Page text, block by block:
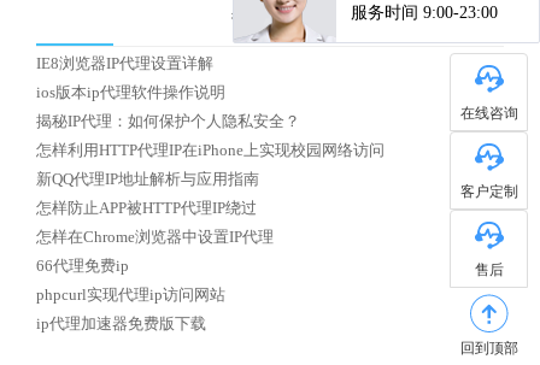
热门文章
IE8浏览器IP代理设置详解
ios版本ip代理软件操作说明
揭秘IP代理：如何保护个人隐私安全？
怎样利用HTTP代理IP在iPhone上实现校园网络访问
新QQ代理IP地址解析与应用指南
怎样防止APP被HTTP代理IP绕过
怎样在Chrome浏览器中设置IP代理
66代理免费ip
phpcurl实现代理ip访问网站
ip代理加速器免费版下载
在线咨询
客户定制
售后
回到顶部